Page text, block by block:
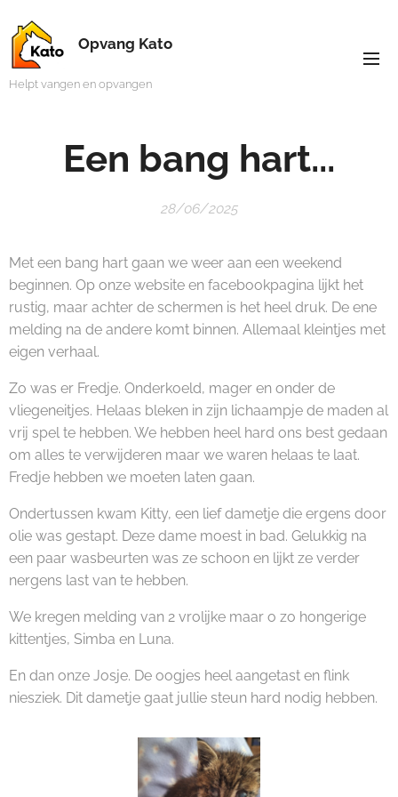
Opvang Kato
Helpt vangen en opvangen
Een bang hart...
28/06/2025
Met een bang hart gaan we weer aan een weekend
beginnen. Op onze website en facebookpagina lijkt het
rustig, maar achter de schermen is het heel druk. De ene
melding na de andere komt binnen. Allemaal kleintjes met
eigen verhaal.
Zo was er Fredje. Onderkoeld, mager en onder de
vliegeneitjes. Helaas bleken in zijn lichaampje de maden al
vrij spel te hebben. We hebben heel hard ons best gedaan
om alles te verwijderen maar we waren helaas te laat.
Fredje hebben we moeten laten gaan.
Ondertussen kwam Kitty, een lief dametje die ergens door
olie was gestapt. Deze dame moest in bad. Gelukkig na
een paar wasbeurten was ze schoon en lijkt ze verder
nergens last van te hebben.
We kregen melding van 2 vrolijke maar o zo hongerige
kittentjes, Simba en Luna.
En dan onze Josje. De oogjes heel aangetast en flink
niesziek. Dit dametje gaat jullie steun hard nodig hebben.